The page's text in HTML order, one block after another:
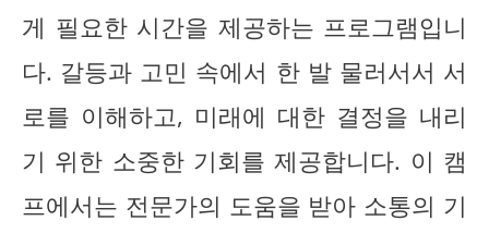
게 필요한 시간을 제공하는 프로그램입니
다. 갈등과 고민 속에서 한 발 물러서서 서
로를 이해하고, 미래에 대한 결정을 내리
기 위한 소중한 기회를 제공합니다. 이 캠
프에서는 전문가의 도움을 받아 소통의 기